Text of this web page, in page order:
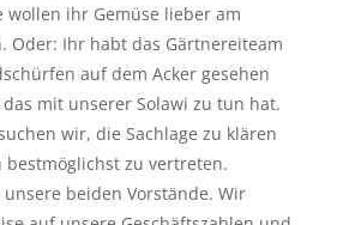
wollen ihr Gemüse lieber am
Oder: Ihr habt das Gärtnereiteam
auf dem Acker gesehen
mit unserer Solawi zu tun hat.
wir, die Sachlage zu klären
zu vertreten.
beiden Vorstände. Wir